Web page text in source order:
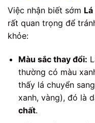
Việc nhận biết sớm
rất quan trọng để
khỏe:
Màu sắc thay đổi:
thường có màu
thấy lá chuyển
xanh, vàng), đó là
chất.